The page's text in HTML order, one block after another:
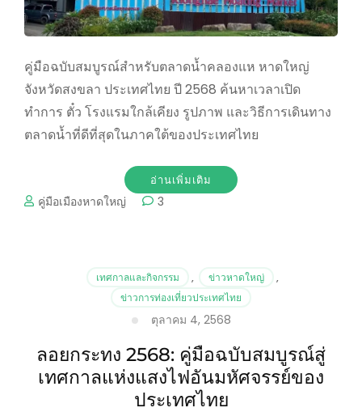
คู่มือฉบับสมบูรณ์สำหรับตลาดน้ำคลองแห หาดใหญ่
จังหวัดสงขลา ประเทศไทย ปี 2568 ค้นหาเวลาเปิด
ทำการ ตั๋ว โรงแรมใกล้เคียง รูปภาพ และวิธีการเดินทาง
ตลาดน้ำที่ดีที่สุดในภาคใต้ของประเทศไทย
อ่านเพิ่มเติม
คู่มือเมืองหาดใหญ่ 3
เทศกาลและกิจกรรม , ข่าวหาดใหญ่
,
ข่าวการท่องเที่ยวประเทศไทย
ตุลาคม 4, 2568
ลอยกระทง 2568: คู่มือฉบับสมบูรณ์สู่
เทศกาลแห่งแสงไฟอันมหัศจรรย์ของ
ประเทศไทย